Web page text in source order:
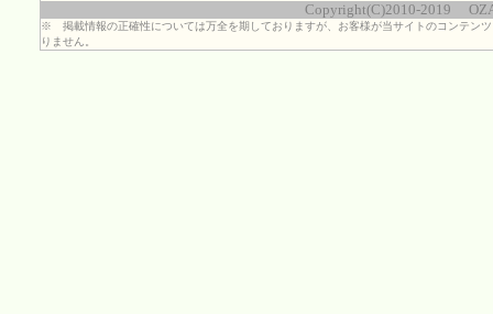
平成27年8月
Copyright(C)2010-2019
※ 掲載情報の正確性については万全を期しておりますが、お客様が当サイトのコンテン
りません。